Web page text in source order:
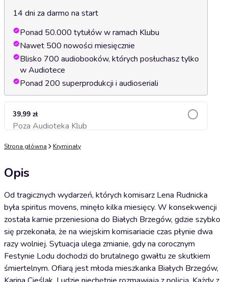
14 dni za darmo na start
Ponad 50.000 tytułów w ramach Klubu
Nawet 500 nowości miesięcznie
Blisko 700 audiobooków, których posłuchasz tylko
w Audiotece
Ponad 200 superprodukcji i audioseriali
39,99 zł
Poza Audioteka KlubDodaj do koszyka
Strona główna Kryminały
Opis
Od tragicznych wydarzeń, których komisarz Lena Rudnicka
była spiritus movens, minęło kilka miesięcy. W konsekwencji
została karnie przeniesiona do Białych Brzegów, gdzie szybko
się przekonała, że na wiejskim komisariacie czas płynie dwa
razy wolniej. Sytuacja ulega zmianie, gdy na corocznym
Festynie Lodu dochodzi do brutalnego gwałtu ze skutkiem
śmiertelnym. Ofiarą jest młoda mieszkanka Białych Brzegów,